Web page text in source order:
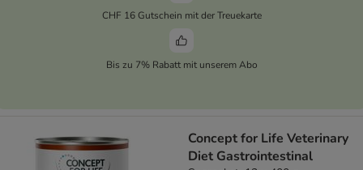
CHF 16 Gutschein mit der Treuekarte
Bis zu 7% Rabatt mit unserem Abo
Concept for Life Veterinary
Diet Gastrointestinal